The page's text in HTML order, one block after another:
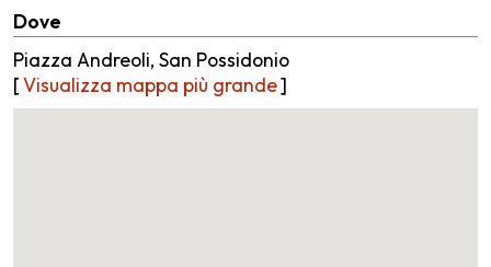
Dove
Piazza Andreoli, San Possidonio
[Visualizza mappa più grande]